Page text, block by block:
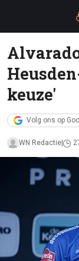
keuze'
Volg ons op
WN Redactie